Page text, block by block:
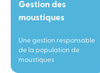
Gestion des
moustiques
Une gestion responsable
de la population de
moustiques